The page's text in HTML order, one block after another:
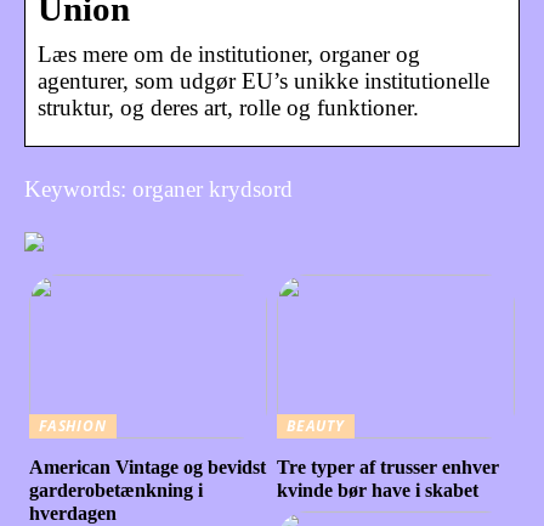
Union
Læs mere om de institutioner, organer og
agenturer, som udgør EU’s unikke institutionelle
struktur, og deres art, rolle og funktioner.
Keywords: organer krydsord
FASHION
American Vintage og bevidst
garderobetænkning i
hverdagen
BEAUTY
Tre typer af trusser enhver
kvinde bør have i skabet